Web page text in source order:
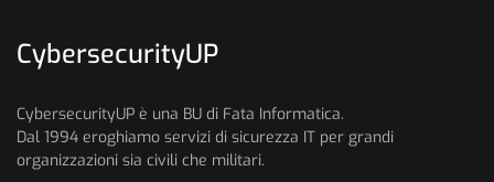
CybersecurityUP
CybersecurityUP è una BU di Fata Informatica.
Dal 1994 eroghiamo servizi di sicurezza IT per grandi
organizzazioni sia civili che militari.